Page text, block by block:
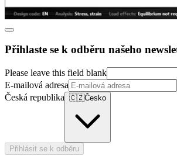
Přihlaste se k odběru našeho
Please leave this field blank
E-mailová adresa
Česká republika 🇨🇿Česko
Přihlásit se k odběru